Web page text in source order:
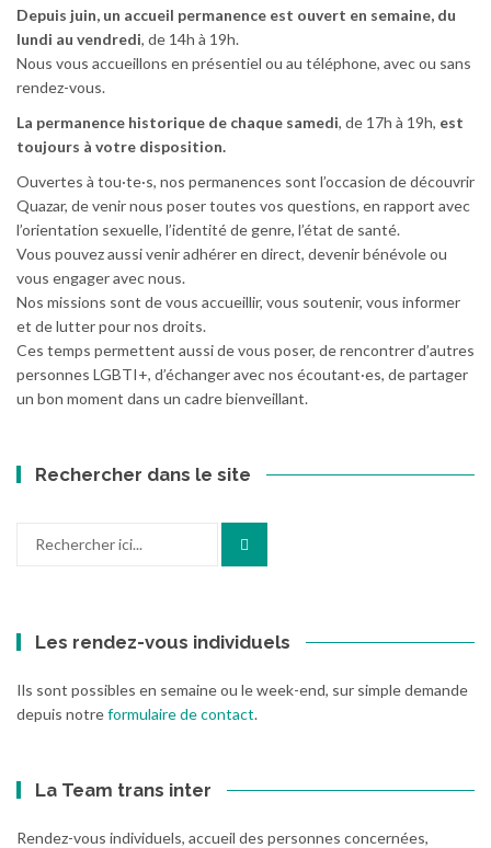
Depuis juin, un accueil permanence est ouvert en semaine, du
lundi au vendredi, de 14h à 19h.
Nous vous accueillons en présentiel ou au téléphone, avec ou sans
rendez-vous.
La permanence historique de chaque samedi, de 17h à 19h, est
toujours à votre disposition.
Ouvertes à tou·te·s, nos permanences sont l’occasion de découvrir
Quazar, de venir nous poser toutes vos questions, en rapport avec
l’orientation sexuelle, l’identité de genre, l’état de santé.
Vous pouvez aussi venir adhérer en direct, devenir bénévole ou
vous engager avec nous.
Nos missions sont de vous accueillir, vous soutenir, vous informer
et de lutter pour nos droits.
Ces temps permettent aussi de vous poser, de rencontrer d’autres
personnes LGBTI+, d’échanger avec nos écoutant·es, de partager
un bon moment dans un cadre bienveillant.
Rechercher dans le site
Les rendez-vous individuels
Ils sont possibles en semaine ou le week-end, sur simple demande
depuis notreformulaire de contact.
La Team trans inter
Rendez-vous individuels, accueil des personnes concernées,